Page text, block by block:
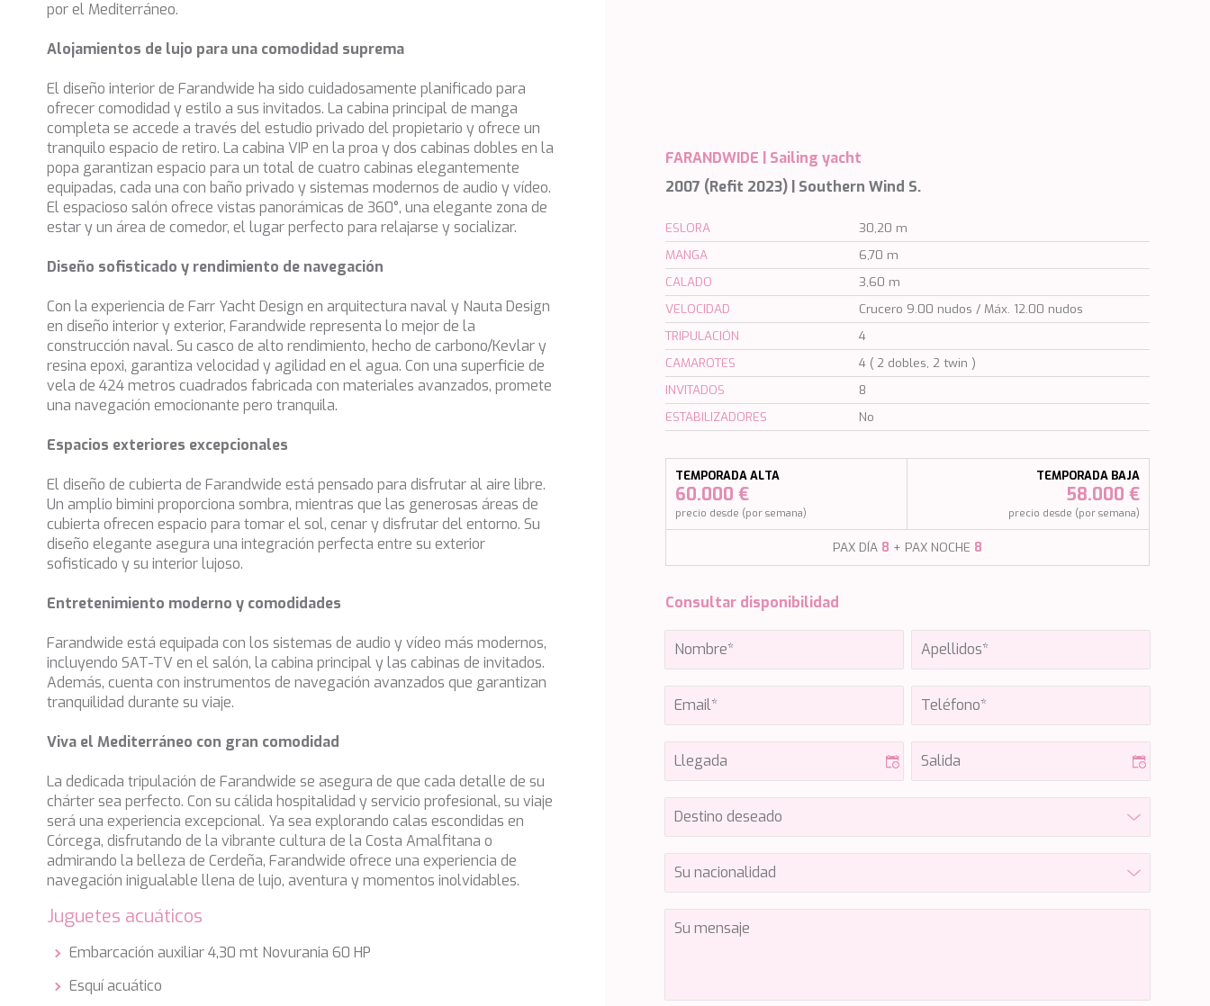
por el Mediterráneo.
Alojamientos de lujo para una comodidad suprema
El diseño interior de Farandwide ha sido cuidadosamente planificado para
ofrecer comodidad y estilo a sus invitados. La cabina principal de manga
completa se accede a través del estudio privado del propietario y ofrece un
tranquilo espacio de retiro. La cabina VIP en la proa y dos cabinas dobles en la
popa garantizan espacio para un total de cuatro cabinas elegantemente
equipadas, cada una con baño privado y sistemas modernos de audio y vídeo.
El espacioso salón ofrece vistas panorámicas de 360°, una elegante zona de
estar y un área de comedor, el lugar perfecto para relajarse y socializar.
Diseño sofisticado y rendimiento de navegación
Con la experiencia de Farr Yacht Design en arquitectura naval y Nauta Design
en diseño interior y exterior, Farandwide representa lo mejor de la
construcción naval. Su casco de alto rendimiento, hecho de carbono/Kevlar y
resina epoxi, garantiza velocidad y agilidad en el agua. Con una superficie de
vela de 424 metros cuadrados fabricada con materiales avanzados, promete
una navegación emocionante pero tranquila.
Espacios exteriores excepcionales
El diseño de cubierta de Farandwide está pensado para disfrutar al aire libre.
Un amplio bimini proporciona sombra, mientras que las generosas áreas de
cubierta ofrecen espacio para tomar el sol, cenar y disfrutar del entorno. Su
diseño elegante asegura una integración perfecta entre su exterior
sofisticado y su interior lujoso.
Entretenimiento moderno y comodidades
Farandwide está equipada con los sistemas de audio y vídeo más modernos,
incluyendo SAT-TV en el salón, la cabina principal y las cabinas de invitados.
Además, cuenta con instrumentos de navegación avanzados que garantizan
tranquilidad durante su viaje.
Viva el Mediterráneo con gran comodidad
La dedicada tripulación de Farandwide se asegura de que cada detalle de su
chárter sea perfecto. Con su cálida hospitalidad y servicio profesional, su viaje
será una experiencia excepcional. Ya sea explorando calas escondidas en
Córcega, disfrutando de la vibrante cultura de la Costa Amalfitana o
admirando la belleza de Cerdeña, Farandwide ofrece una experiencia de
navegación inigualable llena de lujo, aventura y momentos inolvidables.
Juguetes acuáticos
Embarcación auxiliar 4,30 mt Novurania 60 HP
Esquí acuático
FARANDWIDE | Sailing yacht
2007 (Refit 2023) | Southern Wind S.
ESLORA
30,20 m
MANGA
6,70 m
CALADO
3,60 m
VELOCIDAD
Crucero 9.00 nudos / Máx. 12.00 nudos
TRIPULACIÓN
4
CAMAROTES
4 ( 2 dobles, 2 twin )
INVITADOS
8
ESTABILIZADORES
No
TEMPORADA ALTA
60.000 €
precio desde (por semana)
TEMPORADA BAJA
58.000 €
precio desde (por semana)
PAX DÍA 8 + PAX NOCHE 8
Consultar disponibilidad